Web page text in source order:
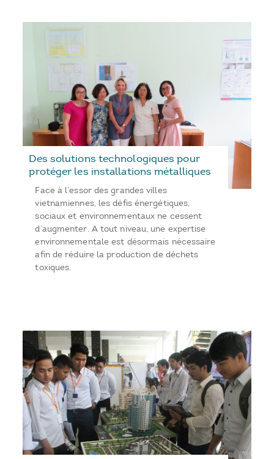
Des solutions technologiques pour
protéger les installations métalliques
Face à l’essor des grandes villes
vietnamiennes, les défis énergétiques,
sociaux et environnementaux ne cessent
d’augmenter. A tout niveau, une expertise
environnementale est désormais nécessaire
afin de réduire la production de déchets
toxiques.